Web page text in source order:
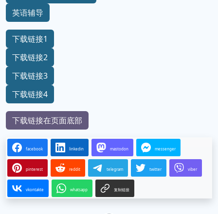
英语辅导
下载链接1
下载链接2
下载链接3
下载链接4
下载链接在页面底部
facebook linkedin mastodon messenger
pinterest reddit telegram twitter viber
vkontakte whatsapp 复制链接